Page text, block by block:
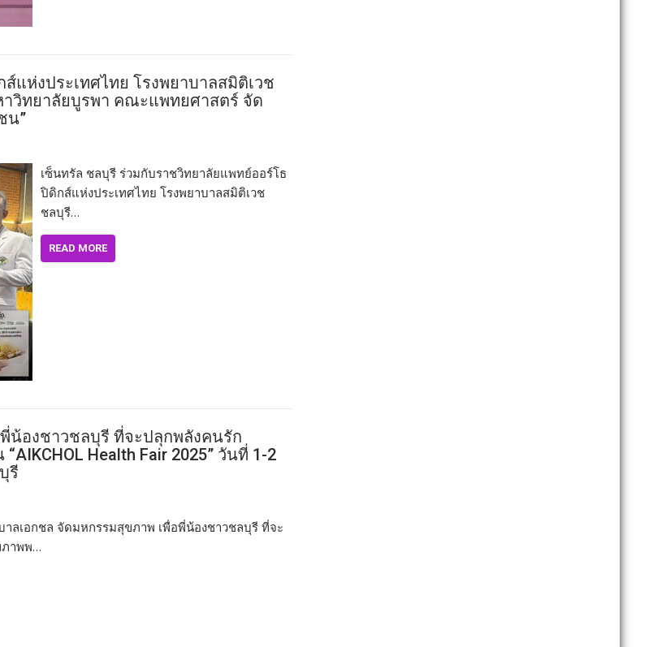
แห่งประเทศไทย โรงพยาบาลสมิติเวช
าวิทยาลัยบูรพา คณะแพทยศาสตร์ จัด
น”
เซ็นทรัล ชลบุรี ร่วมกับราชวิทยาลัยแพทย์ออร์โธ
ปิดิกส์แห่งประเทศไทย โรงพยาบาลสมิติเวช
ชลบุรี…
READ MORE
น้องชาวชลบุรี ที่จะปลุกพลังคนรัก
Health Fair 2025” วันที่ 1-2
รี
าลเอกชล จัดมหกรรมสุขภาพ เพื่อพี่น้องชาวชลบุรี ที่จะ
าพพ…